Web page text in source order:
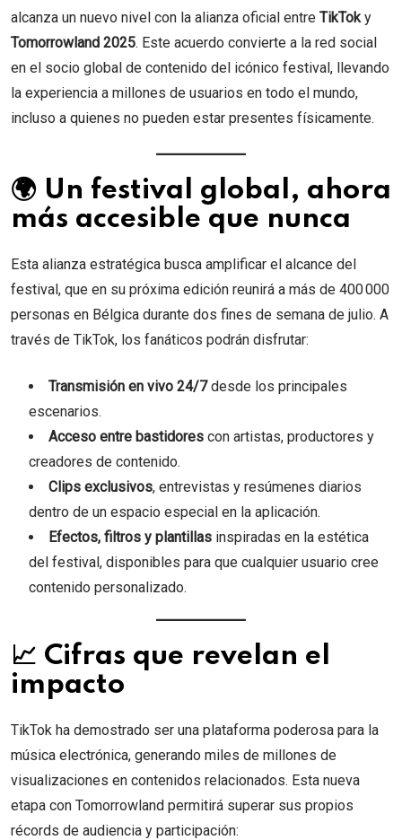
alcanza un nuevo nivel con la alianza oficial entre TikToky
Tomorrowland 2025. Este acuerdo convierte a la red social
en el socio global de contenido del icónico festival, llevando
la experiencia a millones de usuarios en todo el mundo,
incluso a quienes no pueden estar presentes físicamente.
🌍 Un festival global, ahora
más accesible que nunca
Esta alianza estratégica busca amplificar el alcance del
festival, que en su próxima edición reunirá a más de 400 000
personas en Bélgica durante dos fines de semana de julio. A
través de TikTok, los fanáticos podrán disfrutar:
Transmisión en vivo 24/7desde los principales
escenarios.
Acceso entre bastidores con artistas, productores y
creadores de contenido.
Clips exclusivos, entrevistas y resúmenes diarios
dentro de un espacio especial en la aplicación.
Efectos, filtros y plantillas inspiradas en la estética
del festival, disponibles para que cualquier usuario cree
contenido personalizado.
📈 Cifras que revelan el
impacto
TikTok ha demostrado ser una plataforma poderosa para la
música electrónica, generando miles de millones de
visualizaciones en contenidos relacionados. Esta nueva
etapa con Tomorrowland permitirá superar sus propios
récords de audiencia y participación: